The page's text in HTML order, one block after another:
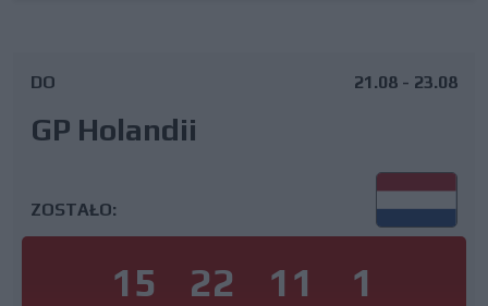
DO
GP Holandii
21.08 - 23.08
ZOSTAŁO:
15 22 11 0